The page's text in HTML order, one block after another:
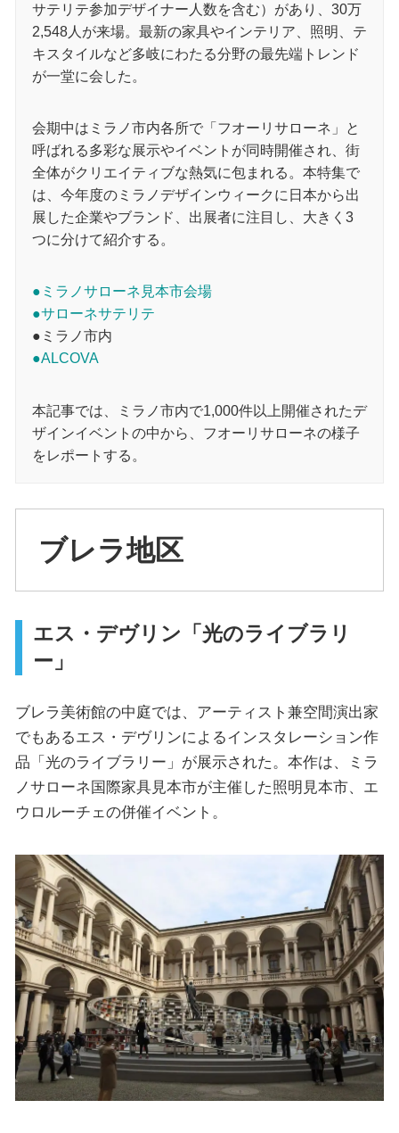
サテリテ参加デザイナー人数を含む）があり、30万
2,548人が来場。最新の家具やインテリア、照明、テ
キスタイルなど多岐にわたる分野の最先端トレンド
が一堂に会した。
会期中はミラノ市内各所で「フオーリサローネ」と
呼ばれる多彩な展示やイベントが同時開催され、街
全体がクリエイティブな熱気に包まれる。本特集で
は、今年度のミラノデザインウィークに日本から出
展した企業やブランド、出展者に注目し、大きく3
つに分けて紹介する。
●ミラノサローネ見本市会場
●サローネサテリテ
●ミラノ市内
●ALCOVA
本記事では、ミラノ市内で1,000件以上開催されたデ
ザインイベントの中から、フオーリサローネの様子
をレポートする。
ブレラ地区
エス・デヴリン「光のライブラリ
ー」
ブレラ美術館の中庭では、アーティスト兼空間演出家
でもあるエス・デヴリンによるインスタレーション作
品「光のライブラリー」が展示された。本作は、ミラ
ノサローネ国際家具見本市が主催した照明見本市、エ
ウロルーチェの併催イベント。